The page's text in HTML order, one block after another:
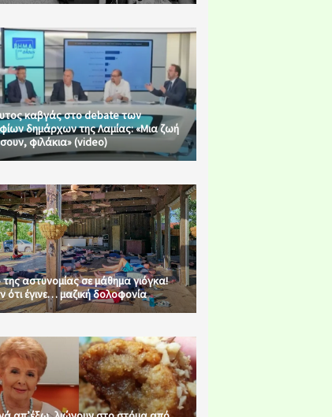
καβγάς στο debate των
δημάρχων της Λαμίας: «Μια ζωή
φιλάκια» (video)
της αστυνομίας σε μάθημα γιόγκα!
ότι έγινε… μαζική δολοφονία